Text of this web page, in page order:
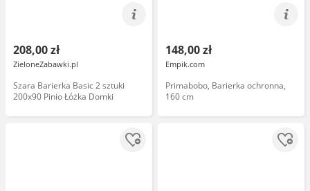
208,00 zł
ZieloneZabawki.pl
Szara Barierka Basic 2 sztuki
200x90 Pinio Łóżka Domki
148,00 zł
Empik.com
Primabobo, Barierka ochronna,
160 cm